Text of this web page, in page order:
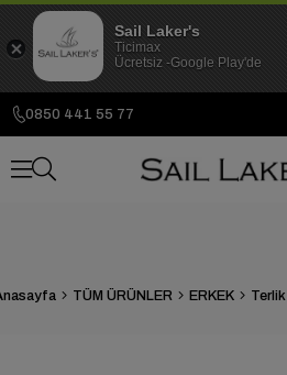
0850 441 55 77
TÜM ÜRÜNLER ERKEK Terlik
Sail Laker's
Ticimax
Ücretsiz -Google Play'de